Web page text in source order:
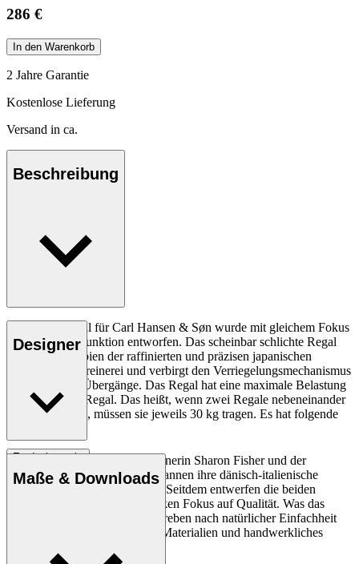
286 €
In den Warenkorb
2 Jahre Garantie
Kostenlose Lieferung
Versand in ca.
Beschreibung
Das Tsugi-Regal für Carl Hansen & Søn wurde mit gleichem Fokus
auf Form und Funktion entworfen. Das scheinbar schlichte Regal
nutzt die Prinzipien der raffinierten und präzisen japanischen
Sashimono-Schreinerei und verbirgt den Verriegelungsmechanismus
ohne sichtbare Übergänge. Das Regal hat eine maximale Belastung
von 30 kg. pro Regal. Das heißt, wenn zwei Regale nebeneinander
platziert werden, müssen sie jeweils 30 kg tragen. Es hat folgende
Entdecke mehr
Designer
Die Innenarchitektin und Designerin Sharon Fisher und der
Architekt Matteo Barenghi begannen ihre dänisch-italienische
Zusammenarbeit im Jahr 2008. Seitdem entwerfen die beiden
zeitlose Objekte mit einem starken Fokus auf Qualität. Was das
Designduo verbindet, ist das Streben nach natürlicher Einfachheit
sowie die Faszination für gute Materialien und handwerkliches
Maße & Downloads